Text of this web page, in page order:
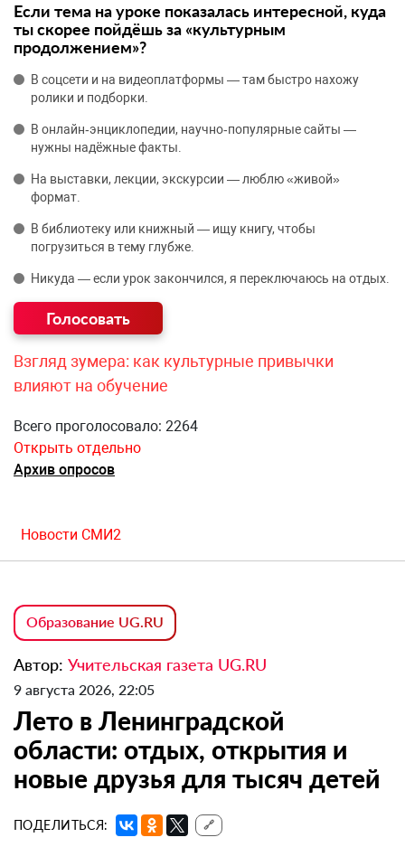
Если тема на уроке показалась интересной, куда
ты скорее пойдёшь за «культурным
продолжением»?
В соцсети и на видеоплатформы — там быстро нахожу
ролики и подборки.
В онлайн‑энциклопедии, научно‑популярные сайты —
нужны надёжные факты.
На выставки, лекции, экскурсии — люблю «живой»
формат.
В библиотеку или книжный — ищу книгу, чтобы
погрузиться в тему глубже.
Никуда — если урок закончился, я переключаюсь на отдых.
Взгляд зумера: как культурные привычки
влияют на обучение
Всего проголосовало: 2264
Открыть отдельно
Архив опросов
Новости СМИ2
Образование UG.RU
Автор: Учительская газета UG.RU
9 августа 2026, 22:05
Лето в Ленинградской
области: отдых, открытия и
новые друзья для тысяч детей
ПОДЕЛИТЬСЯ: 🔗